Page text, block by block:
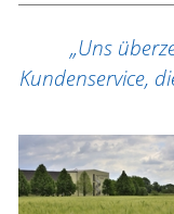
„Uns
Kundenservice,